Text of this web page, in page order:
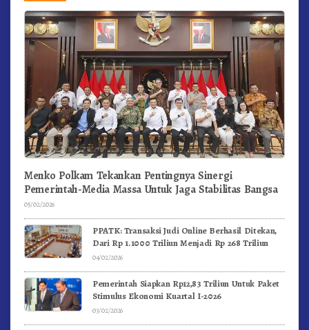
Menko Polkam Tekankan Pentingnya Sinergi
Pemerintah-Media Massa Untuk Jaga Stabilitas Bangsa
05/02/2026
PPATK: Transaksi Judi Online Berhasil Ditekan,
Dari Rp 1.1000 Triliun Menjadi Rp 268 Triliun
04/02/2026
Pemerintah Siapkan Rp12,83 Triliun Untuk Paket
Stimulus Ekonomi Kuartal I-2026
03/02/2026